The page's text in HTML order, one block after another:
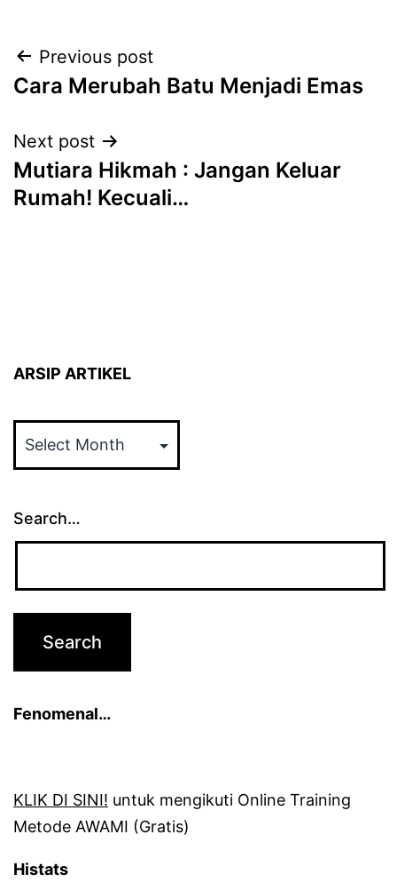
Post
navigation
Previous post
Cara Merubah Batu Menjadi Emas
Next post
Mutiara Hikmah : Jangan Keluar
Rumah! Kecuali…
ARSIP ARTIKEL
ARTIKEL
Search…
Fenomenal…
KLIK DI SINI! untuk mengikuti Online Training
Metode AWAMI (Gratis)
Histats